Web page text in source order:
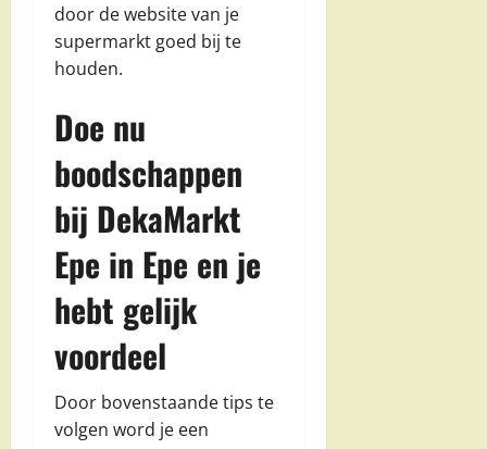
door de website van je
supermarkt goed bij te
houden.
Doe nu
boodschappen
bij DekaMarkt
Epe in Epe en je
hebt gelijk
voordeel
Door bovenstaande tips te
volgen word je een